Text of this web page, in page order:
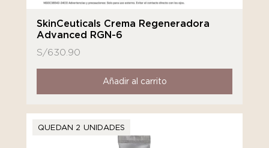
SkinCeuticals Crema Regeneradora
Advanced RGN-6
S/630.90
Añadir al carrito
QUEDAN 2 UNIDADES